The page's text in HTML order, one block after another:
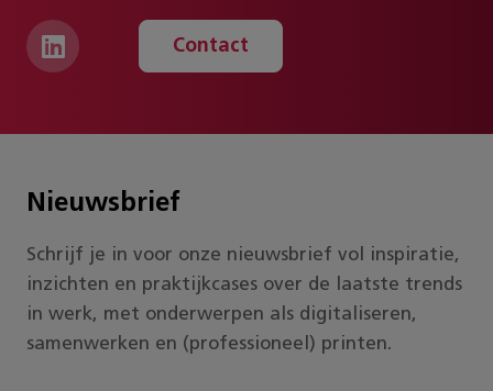
Contact
Nieuwsbrief
Schrijf je in voor onze nieuwsbrief vol inspiratie,
inzichten en praktijkcases over de laatste trends
in werk, met onderwerpen als digitaliseren,
samenwerken en (professioneel) printen.